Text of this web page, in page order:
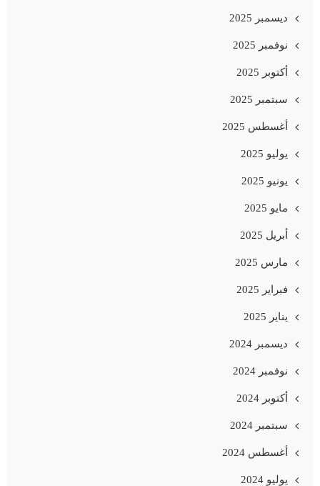
ديسمبر 2025
نوفمبر 2025
أكتوبر 2025
سبتمبر 2025
أغسطس 2025
يوليو 2025
يونيو 2025
مايو 2025
أبريل 2025
مارس 2025
فبراير 2025
يناير 2025
ديسمبر 2024
نوفمبر 2024
أكتوبر 2024
سبتمبر 2024
أغسطس 2024
يوليو 2024